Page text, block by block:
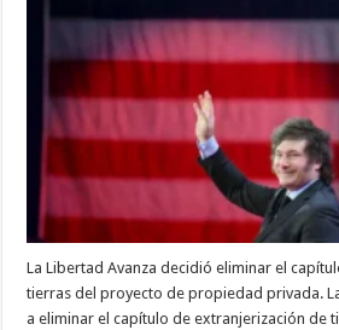
La Libertad Avanza decidió eliminar el
tierras del proyecto de propiedad privada.
a eliminar el capítulo de extranjerización de